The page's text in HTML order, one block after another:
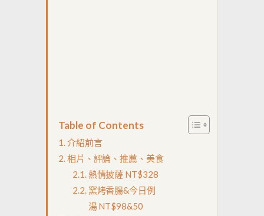
Table of Contents
介紹前言
相片、評論、推薦、美食
熱情披薩 NT$328
窯烤香腸&今日例
湯 NT$98&50